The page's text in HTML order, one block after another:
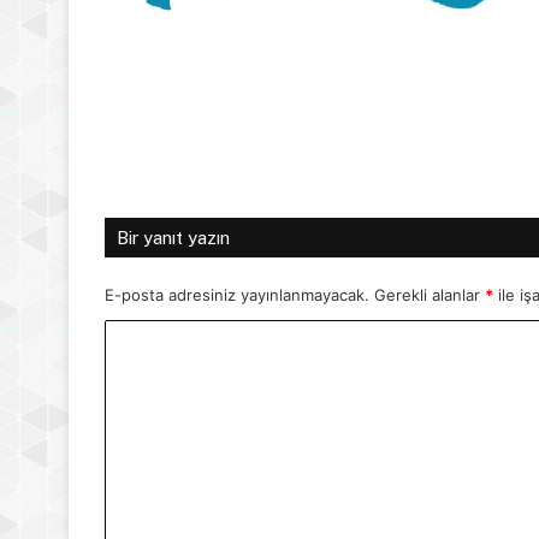
Bir yanıt yazın
E-posta adresiniz yayınlanmayacak. Gerekli alanlar * ile